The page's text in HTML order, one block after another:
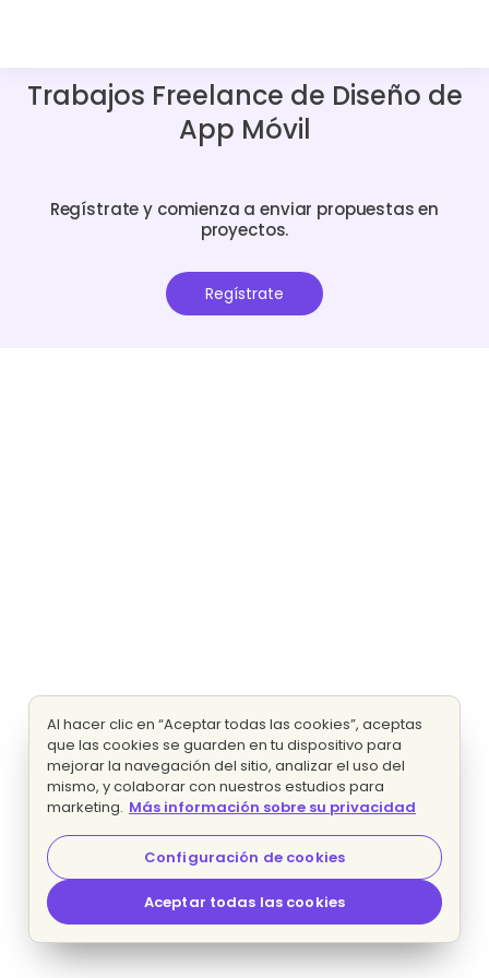
Trabajos Freelance de Diseño de
App Móvil
Regístrate y comienza a enviar propuestas en
proyectos.
Regístrate
Al hacer clic en “Aceptar todas las cookies”, aceptas
que las cookies se guarden en tu dispositivo para
mejorar la navegación del sitio, analizar el uso del
mismo, y colaborar con nuestros estudios para
marketing. Más información sobre su privacidad
Configuración de cookies
Aceptar todas las cookies